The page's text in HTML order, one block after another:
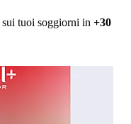
sui tuoi soggiorni in +30